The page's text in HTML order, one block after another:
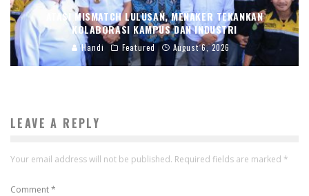
ATASI MISMATCH LULUSAN, MENAKER TEKANKAN
KOLABORASI KAMPUS DAN INDUSTRI
Handi Featured August 6, 2026
LEAVE A REPLY
Your email address will not be published. Required fields are marked *
Comment*